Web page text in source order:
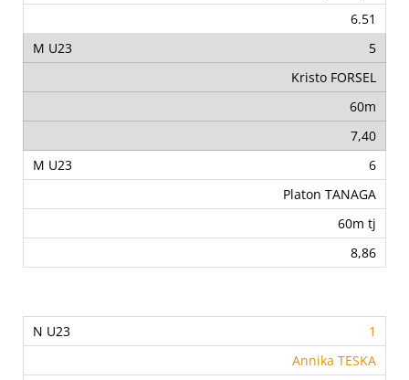
6.51
5
Kristo FORSEL
60m
7,40
6
Platon TANAGA
60m tj
8,86
1
Annika TESKA